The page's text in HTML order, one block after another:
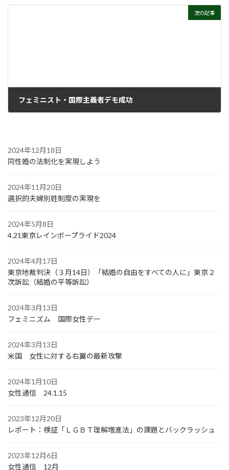
次の記事
フェミニスト・国際主義者デモ成功
2024年12月18日
同性婚の法制化を実現しよう
2024年11月20日
選択的夫婦別姓制度の実現を
2024年5月8日
4.21東京レインボープライド2024
2024年4月17日
東京地裁判決（３月14日）「結婚の自由をすべての人に」東京２
次訴訟（結婚の平等訴訟）
2024年3月13日
フェミニズム 国際女性デー
2024年3月13日
米国 女性に対する右翼の最新攻撃
2024年1月10日
女性通信 24.1.15
2023年12月20日
レポート：検証「ＬＧＢＴ理解増進法」の課題とバックラッシュ
2023年12月6日
女性通信 12月